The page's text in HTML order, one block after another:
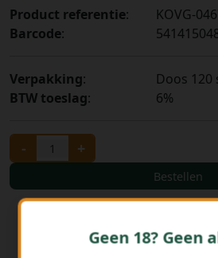
Product referentie:
KOVG-
Barcode:
Verpakking:
Doos 120
BTW toeslag: 6%
- +
Bestellen
Geen 18? Geen